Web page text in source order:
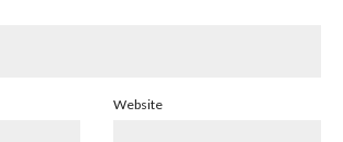
Website